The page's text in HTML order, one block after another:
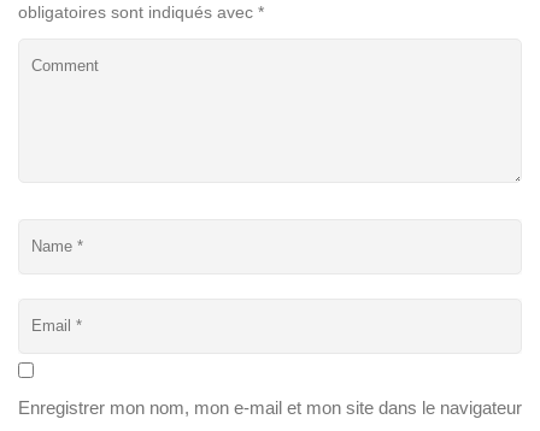
obligatoires sont indiqués avec *
Enregistrer mon nom, mon e-mail et mon site dans le navigateur